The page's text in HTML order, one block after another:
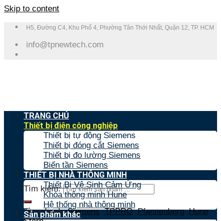
Skip to content
H5, Đường C4, Khu Phố 4, Phường Tân Thới Nhất, Quận 12, TP. HCM
info@tpnewtech.com
Tìm kiếm:
Tìm nhanh:Siemens,TPPRO,Pfannenberg,Hune,
TRANG CHỦ
Thiết bị điện công nghiệp
Thiết bị tự động Siemens
Thiết bị đóng cắt Siemens
Thiết bị đo lường Siemens
Biến tần Siemens
THIẾT BỊ NHÀ THÔNG MINH
Thiết Bị Vệ Sinh Cảm Ứng
Khóa thông minh Hune
Hệ thống nhà thông minh
Sản phẩm khác